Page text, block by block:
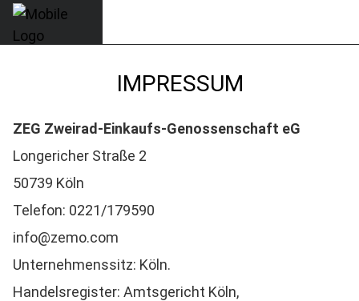
IMPRESSUM
ZEG Zweirad-Einkaufs-Genossenschaft eG
Longericher Straße 2
50739 Köln
Telefon: 0221/179590
info@zemo.com
Unternehmenssitz: Köln.
Handelsregister: Amtsgericht Köln,